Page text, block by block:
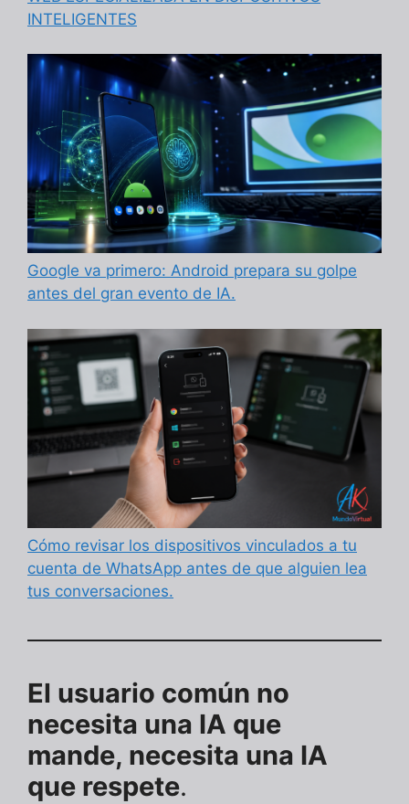
INTELIGENTES
Google va primero: Android prepara su golpe
antes del gran evento de IA.
Cómo revisar los dispositivos vinculados a tu
cuenta de WhatsApp antes de que alguien lea
tus conversaciones.
El usuario común no
necesita una IA que
mande, necesita una IA
que respete.